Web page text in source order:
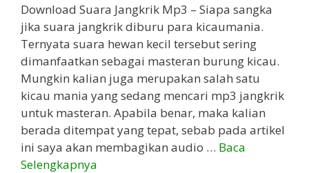
Download Suara Jangkrik Mp3 – Siapa sangka
jika suara jangkrik diburu para kicaumania.
Ternyata suara hewan kecil tersebut sering
dimanfaatkan sebagai masteran burung kicau.
Mungkin kalian juga merupakan salah satu
kicau mania yang sedang mencari mp3 jangkrik
untuk masteran. Apabila benar, maka kalian
berada ditempat yang tepat, sebab pada artikel
ini saya akan membagikan audio … Baca
Selengkapnya